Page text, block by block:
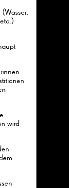
wird